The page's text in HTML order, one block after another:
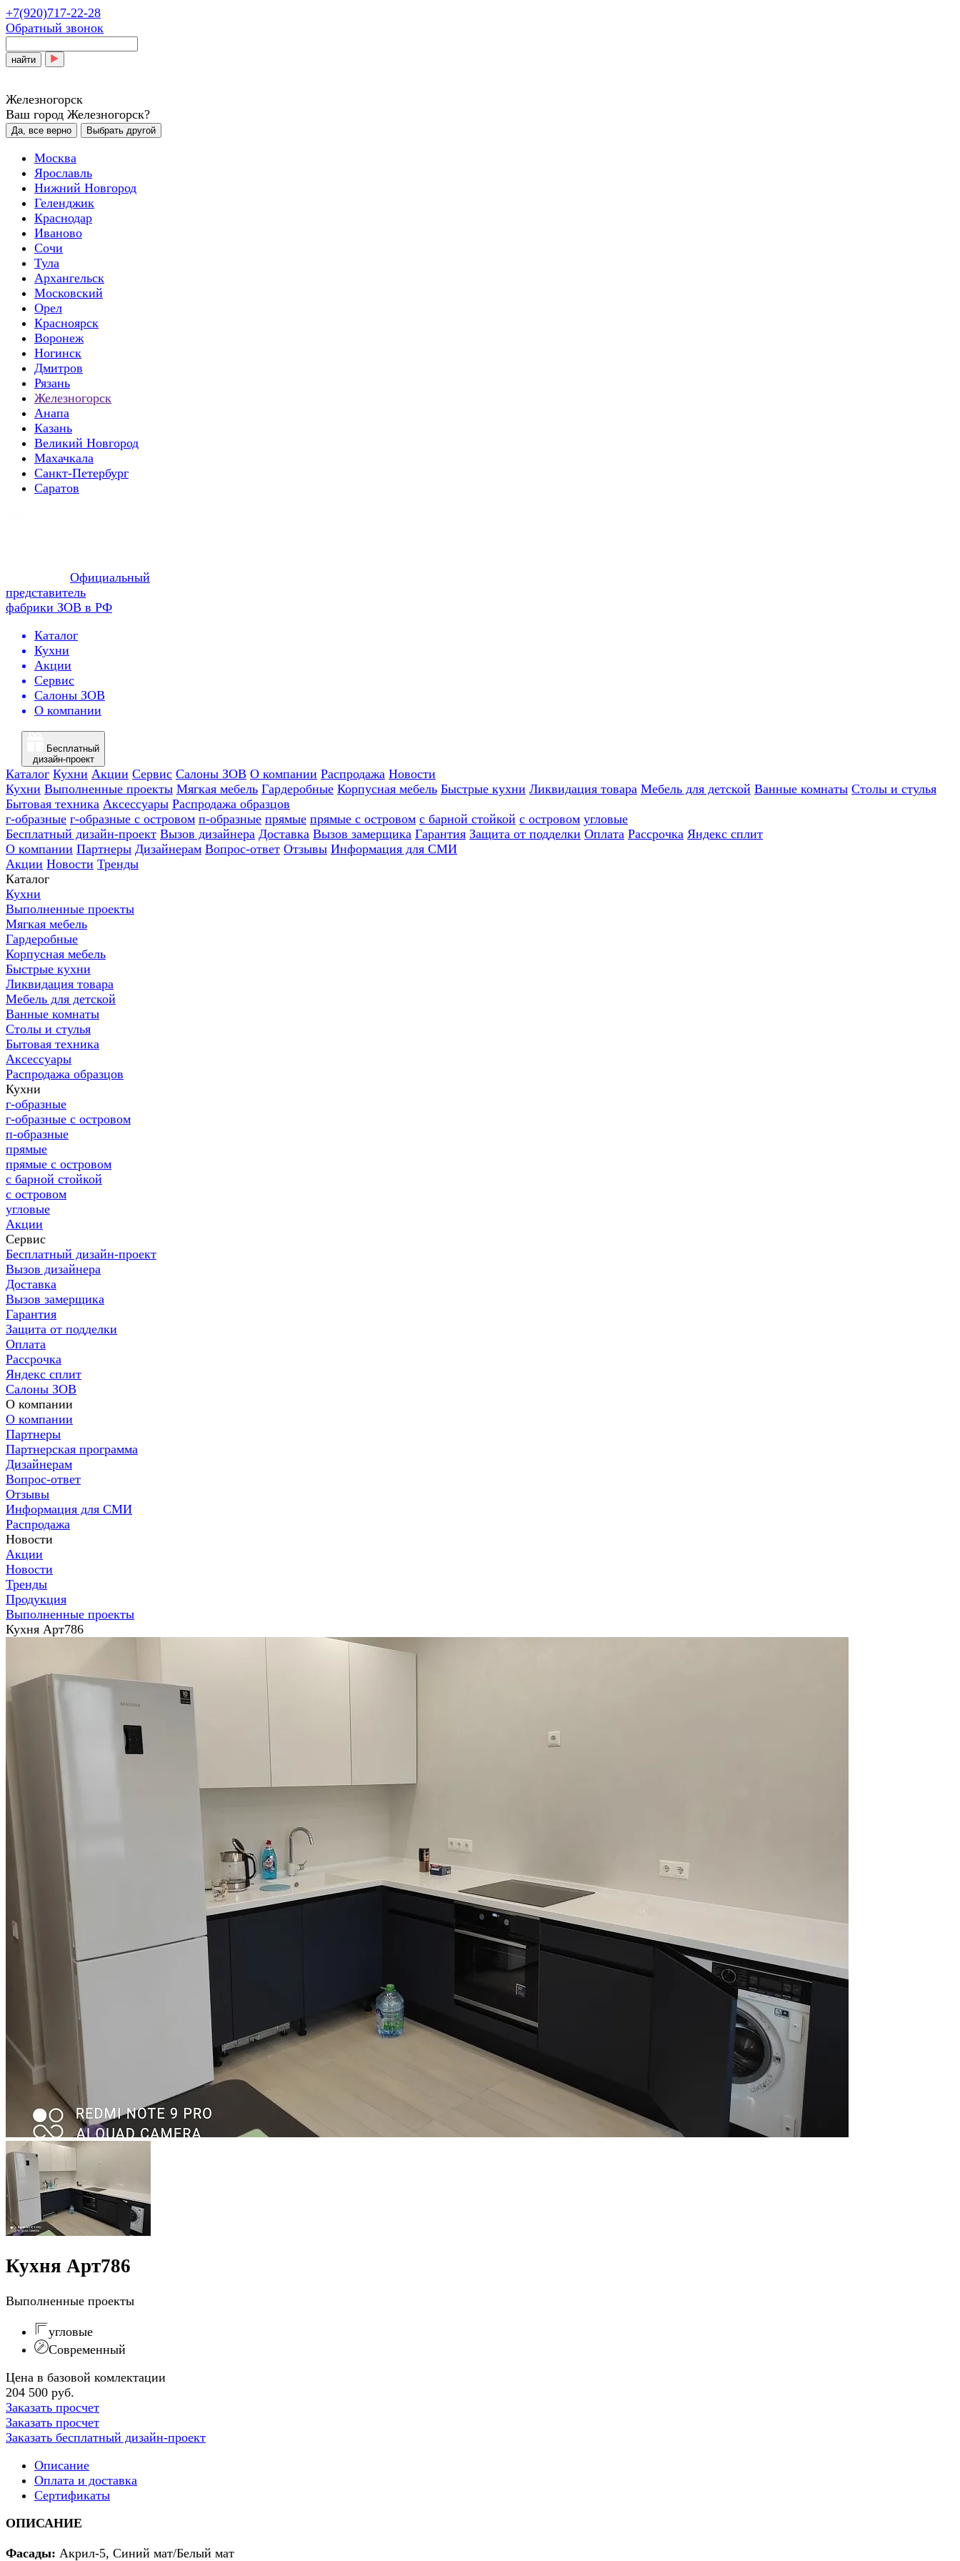
+7(920)717-22-28
Обратный звонок
найти
Железногорск
Ваш город Железногорск?
Да, все верно Выбрать другой
Москва
Ярославль
Нижний Новгород
Геленджик
Краснодар
Иваново
Сочи
Тула
Архангельск
Московский
Орел
Красноярск
Воронеж
Ногинск
Дмитров
Рязань
Железногорск
Анапа
Казань
Великий Новгород
Махачкала
Санкт-Петербург
Саратов
Официальный
представитель
фабрики ЗОВ в РФ
Каталог
Кухни
Акции
Сервис
Салоны ЗОВ
О компании
Бесплатный
дизайн-проект
Каталог Кухни Акции Сервис Салоны ЗОВ О компании Распродажа Новости
Кухни Выполненные проекты Мягкая мебель Гардеробные Корпусная мебель Быстрые кухни Ликвидация товара Мебель для детской Ванные комнаты Столы и стулья
Бытовая техника Аксессуары Распродажа образцов
г-образные г-образные с островом п-образные прямые прямые с островом с барной стойкой с островом угловые
Бесплатный дизайн-проект Вызов дизайнера Доставка Вызов замерщика Гарантия Защита от подделки Оплата Рассрочка Яндекс сплит
О компании Партнеры Дизайнерам Вопрос-ответ Отзывы Информация для СМИ
Акции Новости Тренды
Каталог
Кухни
Выполненные проекты
Мягкая мебель
Гардеробные
Корпусная мебель
Быстрые кухни
Ликвидация товара
Мебель для детской
Ванные комнаты
Столы и стулья
Бытовая техника
Аксессуары
Распродажа образцов
Кухни
г-образные
г-образные с островом
п-образные
прямые
прямые с островом
с барной стойкой
с островом
угловые
Акции
Сервис
Бесплатный дизайн-проект
Вызов дизайнера
Доставка
Вызов замерщика
Гарантия
Защита от подделки
Оплата
Рассрочка
Яндекс сплит
Салоны ЗОВ
О компании
О компании
Партнеры
Партнерская программа
Дизайнерам
Вопрос-ответ
Отзывы
Информация для СМИ
Распродажа
Новости
Акции
Новости
Тренды
Продукция
Выполненные проекты
Кухня Арт786
Кухня Арт786
Выполненные проекты
угловые
Современный
Цена в базовой комлектации
204 500 руб.
Заказать просчет
Заказать просчет
Заказать бесплатный дизайн-проект
Описание
Оплата и доставка
Сертификаты
ОПИСАНИЕ
Фасады: Акрил-5, Синий мат/Белый мат